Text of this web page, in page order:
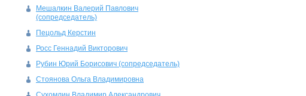
Мешалкин Валерий Павлович
(сопредседатель)
Пецольд Керстин
Росс Геннадий Викторович
Рубин Юрий Борисович (сопредседатель)
Стоянова Ольга Владимировна